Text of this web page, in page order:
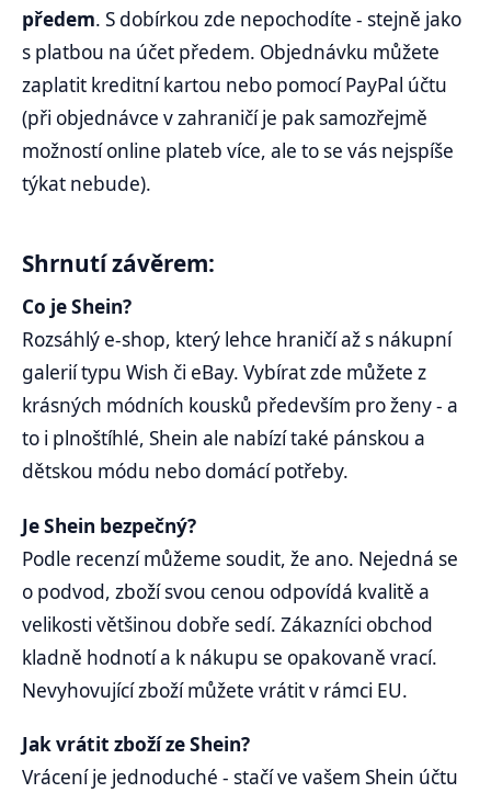
předem. S dobírkou zde nepochodíte - stejně jako
s platbou na účet předem. Objednávku můžete
zaplatit kreditní kartou nebo pomocí PayPal účtu
(při objednávce v zahraničí je pak samozřejmě
možností online plateb více, ale to se vás nejspíše
týkat nebude).
Shrnutí závěrem:
Co je Shein?
Rozsáhlý e-shop, který lehce hraničí až s nákupní
galerií typu Wish či eBay. Vybírat zde můžete z
krásných módních kousků především pro ženy - a
to i plnoštíhlé, Shein ale nabízí také pánskou a
dětskou módu nebo domácí potřeby.
Je Shein bezpečný?
Podle recenzí můžeme soudit, že ano. Nejedná se
o podvod, zboží svou cenou odpovídá kvalitě a
velikosti většinou dobře sedí. Zákazníci obchod
kladně hodnotí a k nákupu se opakovaně vrací.
Nevyhovující zboží můžete vrátit v rámci EU.
Jak vrátit zboží ze Shein?
Vrácení je jednoduché - stačí ve vašem Shein účtu